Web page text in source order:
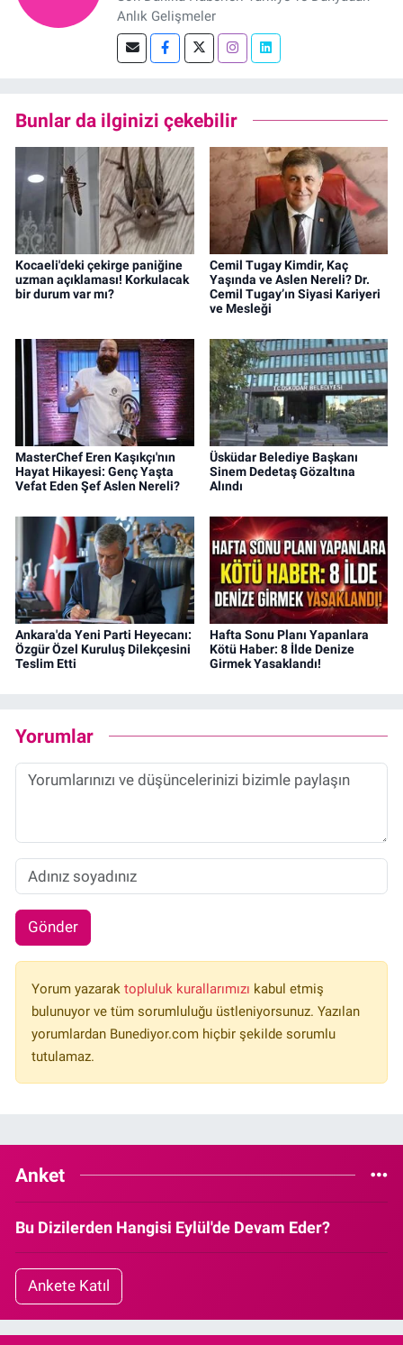
Anlık Gelişmeler
Bunlar da ilginizi çekebilir
Kocaeli'deki çekirge paniğine
uzman açıklaması! Korkulacak
bir durum var mı?
Cemil Tugay Kimdir, Kaç
Yaşında ve Aslen Nereli? Dr.
Cemil Tugay’ın Siyasi Kariyeri
ve Mesleği
MasterChef Eren Kaşıkçı'nın
Hayat Hikayesi: Genç Yaşta
Vefat Eden Şef Aslen Nereli?
Üsküdar Belediye Başkanı
Sinem Dedetaş Gözaltına
Alındı
Ankara'da Yeni Parti Heyecanı:
Özgür Özel Kuruluş Dilekçesini
Teslim Etti
Hafta Sonu Planı Yapanlara
Kötü Haber: 8 İlde Denize
Girmek Yasaklandı!
Yorumlar
Gönder
Yorum yazarak topluluk kurallarımızı kabul etmiş
bulunuyor ve tüm sorumluluğu üstleniyorsunuz. Yazılan
yorumlardan Bunediyor.com hiçbir şekilde sorumlu
tutulamaz.
Anket
Bu Dizilerden Hangisi Eylül'de Devam Eder?
Ankete Katıl